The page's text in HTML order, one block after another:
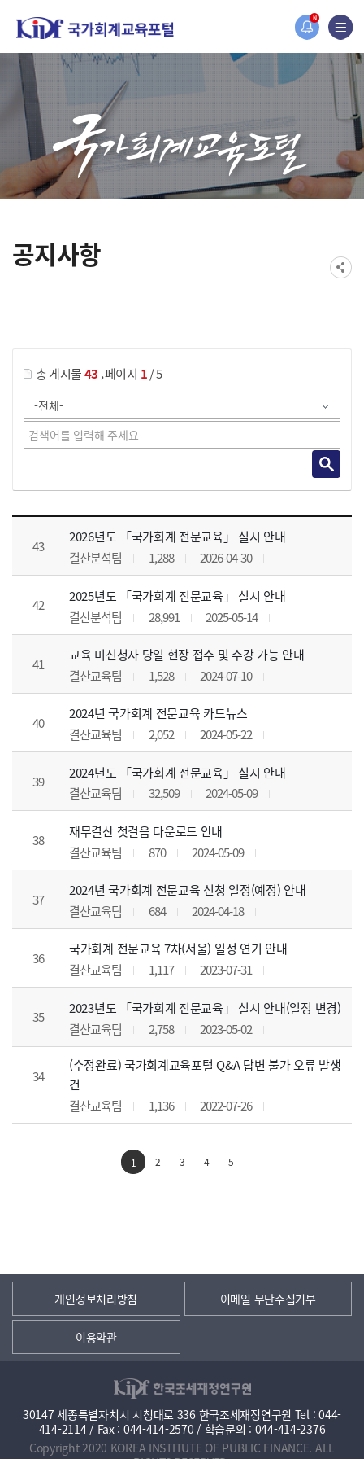
N
홈페이지가 새롭게 개편되었습니다.
한국조세재정연구원홈페이지가 새롭게 개설되었습니다.
공지사항
총 게시물43 ,페이지 1/ 5
공지사항 목록 으로 번호, 제목, 작성자, 조회수, 등록 일, 첨부파일로 나열 되고 있습니다.
43
2026년도 「국가회계 전문교육」 실시 안내
결산분석팀
1,288 2026-04-30
42
2025년도 「국가회계 전문교육」 실시 안내
결산분석팀
28,991 2025-05-14
41
교육 미신청자 당일 현장 접수 및 수강 가능 안내
결산교육팀
1,528 2024-07-10
40
2024년 국가회계 전문교육 카드뉴스
결산교육팀
2,052 2024-05-22
39
2024년도 「국가회계 전문교육」 실시 안내
결산교육팀
32,509 2024-05-09
38
재무결산 첫걸음 다운로드 안내
결산교육팀
870 2024-05-09
37
2024년 국가회계 전문교육 신청 일정(예정) 안내
결산교육팀
684 2024-04-18
36
국가회계 전문교육 7차(서울) 일정 연기 안내
결산교육팀
1,117 2023-07-31
35
2023년도 「국가회계 전문교육」 실시 안내(일정 변경)
결산교육팀
2,758 2023-05-02
34
(수정완료) 국가회계교육포털 Q&A 답변 불가 오류 발생
건
결산교육팀
1,136 2022-07-26
1 2 3 4 5
개인정보처리방침 이메일 무단수집거부
이용약관
30147 세종특별자치시 시청대로 336 한국조세재정연구원 Tel : 044-
414-2114 / Fax : 044-414-2570 / 학습문의 : 044-414-2376
Copyright 2020 KOREA INSTITUTE OF PUBLIC FINANCE. ALL